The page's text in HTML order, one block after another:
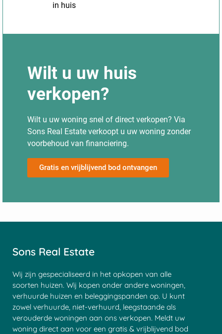
in huis
Wilt u uw huis
verkopen?
Wilt u uw woning snel of direct verkopen? Via
Sons Real Estate verkoopt u uw woning zonder
voorbehoud van financiering.
Gratis en vrijblijvend bod ontvangen
Sons Real Estate
Wij zijn gespecialiseerd in het opkopen van alle
soorten huizen. Wij kopen onder andere woningen,
verhuurde huizen en beleggingspanden op. U kunt
zowel verhuurde, niet-verhuurd, leegstaande als
verouderde woningen aan ons verkopen. Meldt uw
woning direct aan voor een gratis & vrijblijvend bod